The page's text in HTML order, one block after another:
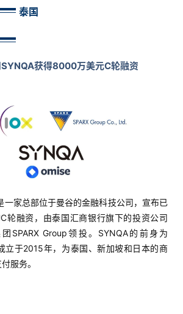
泰国
获得8000万美元C轮融资
一家总部位于曼谷的金融科技公司，宣布已
轮融资，由泰国汇商银行旗下的投资公司
SPARX Group领投。SYNQA的前身为
立于2015年，为泰国、新加坡和日本的商
服务。